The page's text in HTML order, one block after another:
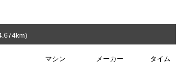
km)
マシン メーカー タイム